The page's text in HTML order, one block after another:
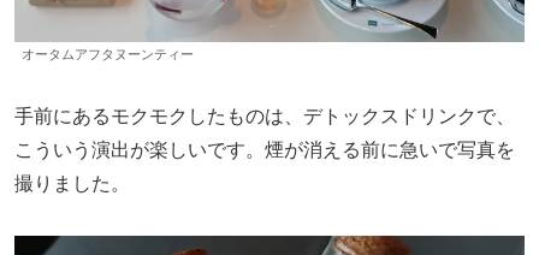
オータムアフタヌーンティー
手前にあるモクモクしたものは、デトックスドリンクで、
こういう演出が楽しいです。煙が消える前に急いで写真を
撮りました。